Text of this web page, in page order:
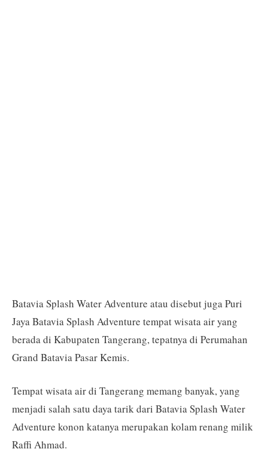
Batavia Splash Water Adventure atau disebut juga Puri
Jaya Batavia Splash Adventure tempat wisata air yang
berada di Kabupaten Tangerang, tepatnya di Perumahan
Grand Batavia Pasar Kemis.
Tempat wisata air di Tangerang memang banyak, yang
menjadi salah satu daya tarik dari Batavia Splash Water
Adventure konon katanya merupakan kolam renang milik
Raffi Ahmad.